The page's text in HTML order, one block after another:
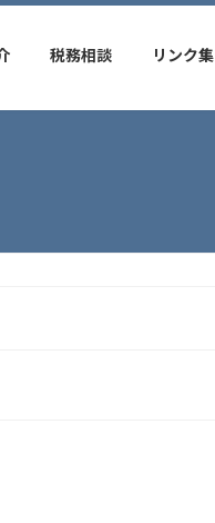
税務相談 リンク集